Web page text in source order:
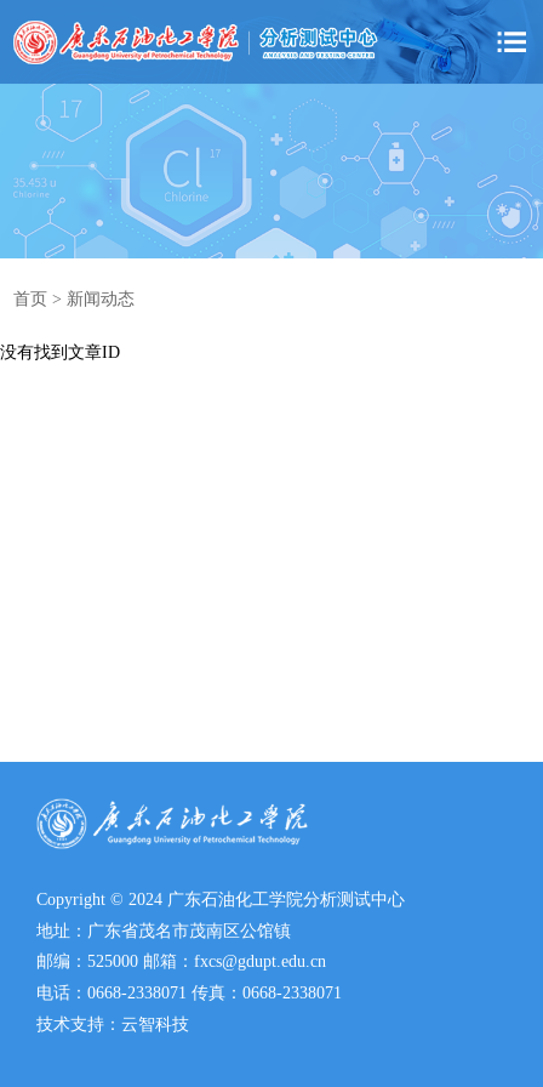
首页 > 新闻动态
没有找到文章ID
Copyright © 2024 广东石油化工学院分析测试中心
地址：广东省茂名市茂南区公馆镇
邮编：525000 邮箱：fxcs@gdupt.edu.cn
电话：0668-2338071 传真：0668-2338071
技术支持：云智科技